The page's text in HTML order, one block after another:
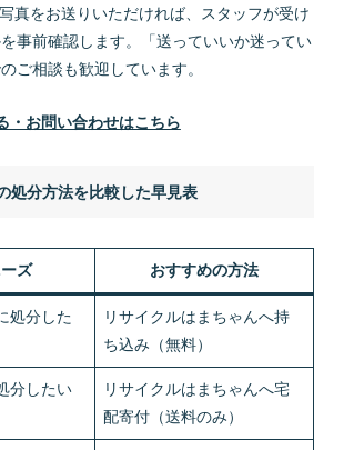
真をお送りいただければ、スタッフが受け
事前確認します。「送っていいか迷ってい
ご相談も歓迎しています。
・お問い合わせはこちら
処分方法を比較した早見表
ズ おすすめの方法
処分した
リサイクルはまちゃんへ持
ち込み（無料）
分したい
リサイクルはまちゃんへ宅
配寄付（送料のみ）